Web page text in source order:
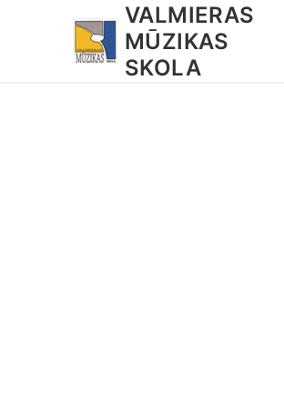
VALMIERAS
MŪZIKAS
SKOLA